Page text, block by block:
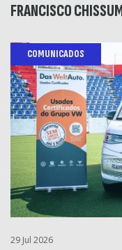
FRANCISCO
COMUNICADOS
29 Jul 2026